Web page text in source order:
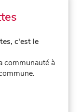
c'est le
communauté à